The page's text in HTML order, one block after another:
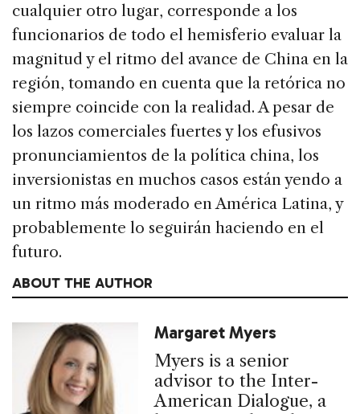
cualquier otro lugar, corresponde a los
funcionarios de todo el hemisferio evaluar la
magnitud y el ritmo del avance de China en la
región, tomando en cuenta que la retórica no
siempre coincide con la realidad. A pesar de
los lazos comerciales fuertes y los efusivos
pronunciamientos de la política china, los
inversionistas en muchos casos están yendo a
un ritmo más moderado en América Latina, y
probablemente lo seguirán haciendo en el
futuro.
ABOUT THE AUTHOR
Margaret Myers
Myers is a senior
advisor to the Inter-
American Dialogue, a